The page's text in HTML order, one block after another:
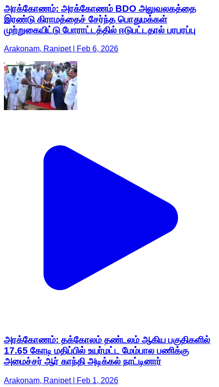
அரக்கோணம்: அரக்கோணம் BDO அலுவலகத்தை
இரண்டு கிராமத்தைச் சேர்ந்த பொதுமக்கள்
முற்றுகையிட்டு போராட்டத்தில் ஈடுபட்டதால் பரபரப்பு
Arakonam, Ranipet | Feb 6, 2026
அரக்கோணம்: தக்கோலம் தண்டலம் ஆகிய பகுதிகளில்
17.65 கோடி மதிப்பில் உயர்மட்ட மேம்பால பணிக்கு
அமைச்சர் ஆர் காந்தி அடிக்கல் நாட்டினார்
Arakonam, Ranipet | Feb 1, 2026